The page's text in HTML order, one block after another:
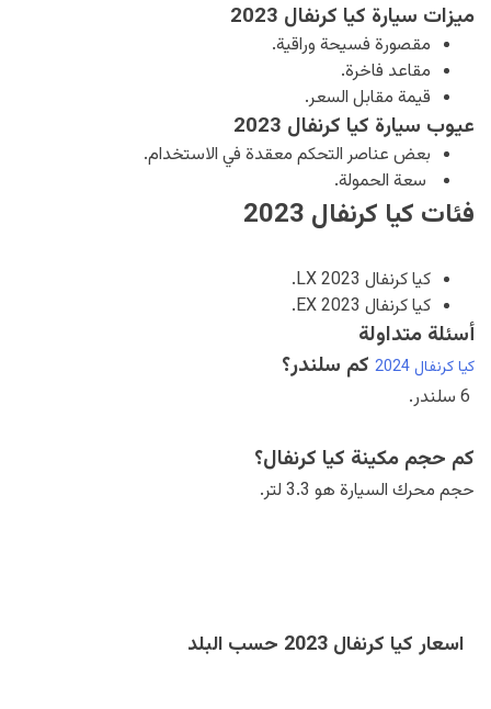
ميزات سيارة كيا كرنفال 2023
مقصورة فسيحة وراقية.
مقاعد فاخرة.
قيمة مقابل السعر.
عيوب سيارة كيا كرنفال 2023
بعض عناصر التحكم معقدة في الاستخدام.
سعة الحمولة.
فئات كيا كرنفال 2023
كيا كرنفال 2023 LX.
كيا كرنفال 2023 EX.
أسئلة متداولة
كيا كرنفال 2024 كم سلندر؟
كم حجم مكينة كيا كرنفال؟
حجم محرك السيارة هو 3.3 لتر.
اسعار كيا كرنفال 2023 حسب البلد